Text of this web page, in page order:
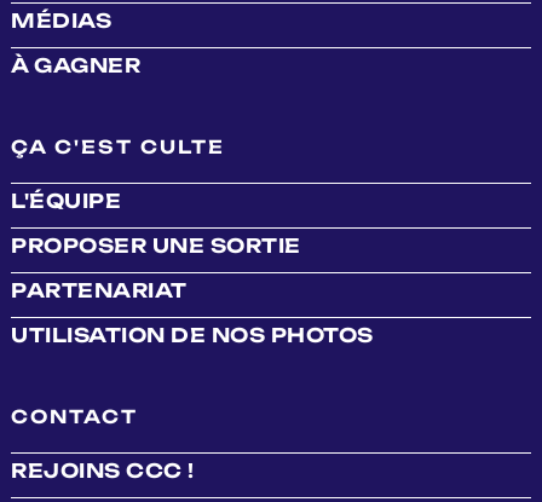
MÉDIAS
À GAGNER
ÇA C'EST CULTE
L'ÉQUIPE
PROPOSER UNE SORTIE
PARTENARIAT
UTILISATION DE NOS PHOTOS
CONTACT
REJOINS CCC !